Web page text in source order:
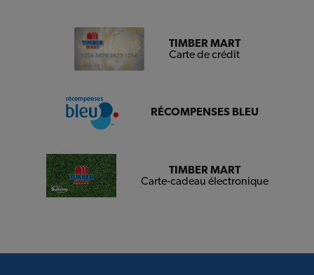
TIMBER MART
Carte de crédit
RÉCOMPENSES BLEU
TIMBER MART
Carte-cadeau électronique